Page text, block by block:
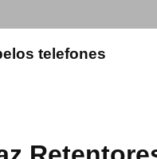
telefones